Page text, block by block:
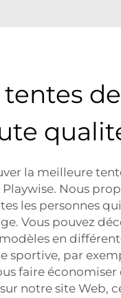
la meilleure
Nous
les personnes
Vous pouvez
en
sportive, par
faire économiser
notre site Web,